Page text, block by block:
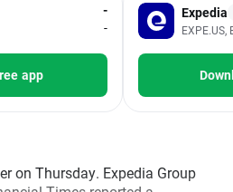
-
-
app
Expedia
EXPE.US,
on Thursday. Expedia Group